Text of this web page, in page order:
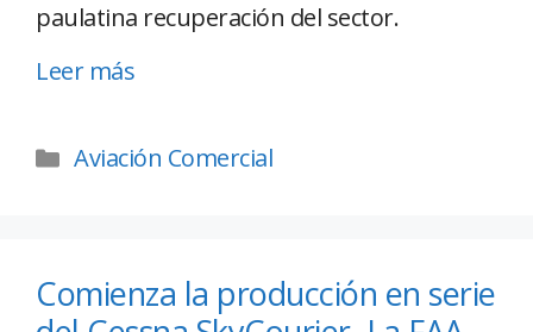
paulatina recuperación del sector.
Leer más
Aviación Comercial
Comienza la producción en serie